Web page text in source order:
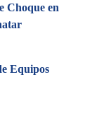
Choque en
Equipos